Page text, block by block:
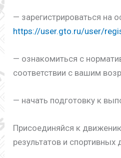
— зарегистрироваться на
https://user.gto.ru/user/
— ознакомиться с
соответствии с вашим
— начать подготовку к
Присоединяйся к
результатов и спортивных